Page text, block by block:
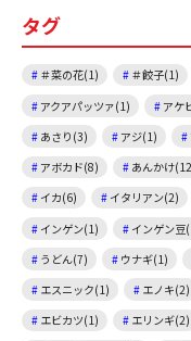
o
k
タグ
＃菜の花(1) ＃餃子(1)
アクアパッツァ(1)
アケ
あさり(3)
アジ(1)
アボカド(8)
あんかけ
イカ(6)
イタリアン(2)
インゲン(1)
インゲン豆
うどん(7)
ウナギ(1)
エスニック(1)
エノキ(2)
エビカツ(1)
エリンギ(2)